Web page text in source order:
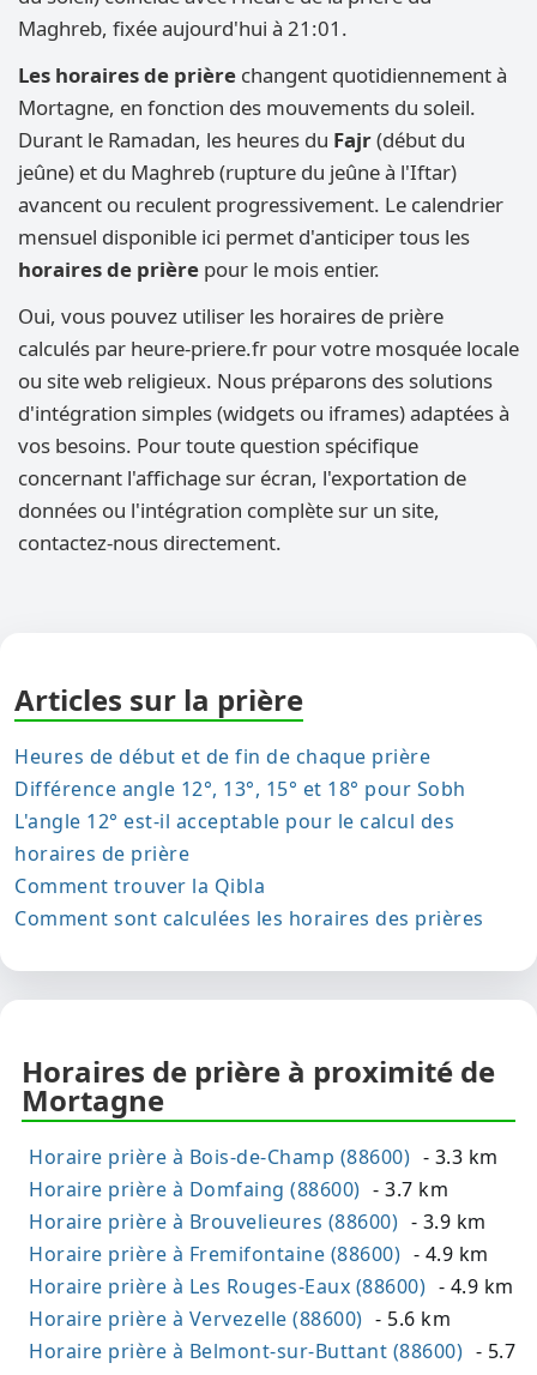
Maghreb, fixée aujourd'hui à 21:01.
Les horaires de prière changent quotidiennement à
Mortagne, en fonction des mouvements du soleil.
Durant le Ramadan, les heures du Fajr(début du
jeûne) et du Maghreb (rupture du jeûne à l'Iftar)
avancent ou reculent progressivement. Le calendrier
mensuel disponible ici permet d'anticiper tous les
horaires de prière pour le mois entier.
Oui, vous pouvez utiliser les horaires de prière
calculés par heure-priere.fr pour votre mosquée locale
ou site web religieux. Nous préparons des solutions
d'intégration simples (widgets ou iframes) adaptées à
vos besoins. Pour toute question spécifique
concernant l'affichage sur écran, l'exportation de
données ou l'intégration complète sur un site,
contactez-nous directement.
Articles sur la prière
Heures de début et de fin de chaque prière
Différence angle 12°, 13°, 15° et 18° pour Sobh
L'angle 12° est-il acceptable pour le calcul des
horaires de prière
Comment trouver la Qibla
Comment sont calculées les horaires des prières
Horaires de prière à proximité de
Mortagne
Horaire prière à Bois-de-Champ (88600) - 3.3 km
Horaire prière à Domfaing (88600) - 3.7 km
Horaire prière à Brouvelieures (88600) - 3.9 km
Horaire prière à Fremifontaine (88600) - 4.9 km
Horaire prière à Les Rouges-Eaux (88600) - 4.9 km
Horaire prière à Vervezelle (88600) - 5.6 km
Horaire prière à Belmont-sur-Buttant (88600) - 5.7